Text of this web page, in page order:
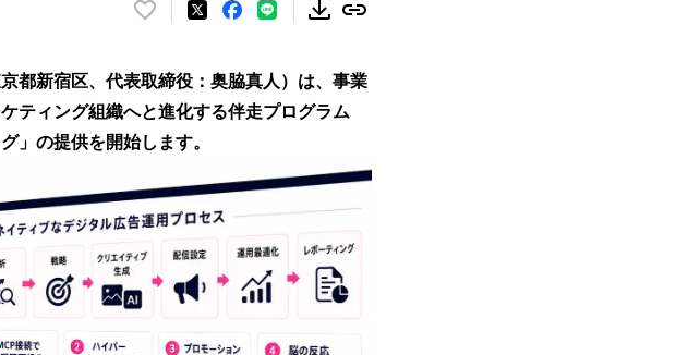
い
！
数
を
読
込
み
中
で
都新宿区、代表取締役：奥脇真人）は、事業
ティング組織へと進化する伴走プログラム
」の提供を開始します。